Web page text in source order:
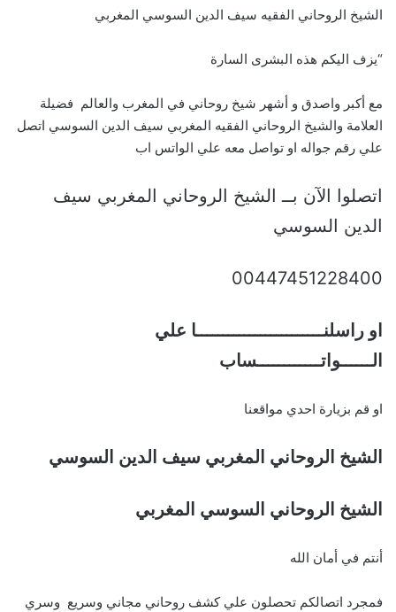
الشيخ الروحاني الفقيه سيف الدين السوسي المغربي
“يزف اليكم هذه البشرى السارة
مع أكبر واصدق و أشهر شيخ روحاني في المغرب والعالم فضيلة
العلامة والشيخ الروحاني الفقيه المغربي سيف الدين السوسي اتصل
علي رقم جواله او تواصل معه علي الواتس اب
اتصلوا الآن بــ الشيخ الروحاني المغربي سيف
الدين السوسي
00447451228400
او راسلنــــــــــــــــــــــــا علي
الــــــواتــــــــــــساب
او قم بزيارة احدي مواقعنا
الشيخ الروحاني المغربي سيف الدين السوسي
الشيخ الروحاني السوسي المغربي
أنتم في أمان الله
فمجرد اتصالكم تحصلون علي كشف روحاني مجاني وسريع وسري